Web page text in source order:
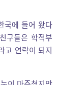
국에 들어 왔다
구들은 학적부
고 연락이 되지